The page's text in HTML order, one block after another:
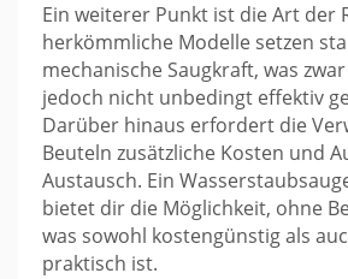
Ein weiterer Punkt ist die Art der
herkömmliche Modelle setzen
mechanische Saugkraft, was
jedoch nicht unbedingt effektiv
Darüber hinaus erfordert die
Beuteln zusätzliche Kosten und
Austausch. Ein
bietet dir die Möglichkeit, ohne
was sowohl kostengünstig als
praktisch ist.